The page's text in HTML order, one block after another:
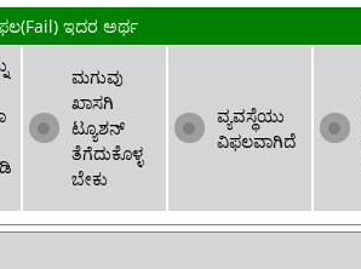
ಇದರ ಅರ್ಥ
ಮಗುವು
ಖಾಸಗಿ
ಟ್ಯೂಶನ್
ತೆಗೆದುಕೊಳ್ಳ
ಬೇಕು
ವ್ಯವಸ್ಥೆಯು
ವಿಫಲವಾಗಿದೆ